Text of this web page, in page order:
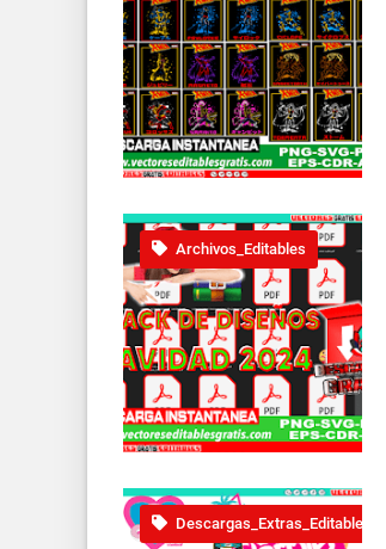
Archivos_Editables
Descargas_Extras_Editable